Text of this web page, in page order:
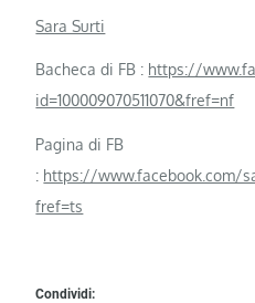
Sara Surti
Bacheca di FB : https://
id=100009070511070&fref=nf
Pagina di FB
: https://www.facebook.com/
fref=ts
Condividi: